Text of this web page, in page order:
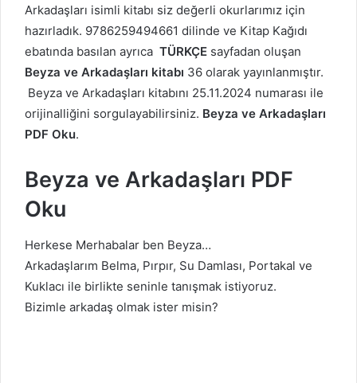
Arkadaşları isimli kitabı siz değerli okurlarımız için
hazırladık. 9786259494661 dilinde ve Kitap Kağıdı
ebatında basılan ayrıca TÜRKÇE sayfadan oluşan
Beyza ve Arkadaşları kitabı 36 olarak yayınlanmıştır.
Beyza ve Arkadaşları kitabını 25.11.2024 numarası ile
orijinalliğini sorgulayabilirsiniz. Beyza ve Arkadaşları
PDF Oku.
Beyza ve Arkadaşları PDF
Oku
Herkese Merhabalar ben Beyza…
Arkadaşlarım Belma, Pırpır, Su Damlası, Portakal ve
Kuklacı ile birlikte seninle tanışmak istiyoruz.
Bizimle arkadaş olmak ister misin?